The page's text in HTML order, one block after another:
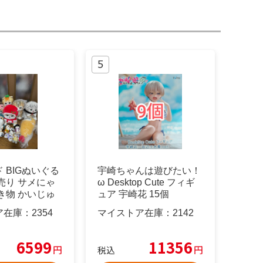
BIGぬいぐる
り サメにゃ
物 かいじゅ
庫： 2354
6599円
宇崎ちゃんは遊びたい！
ω Desktop Cute フィギ
ュア 宇崎花 15個
マイストア在庫： 2142
税込 11356円